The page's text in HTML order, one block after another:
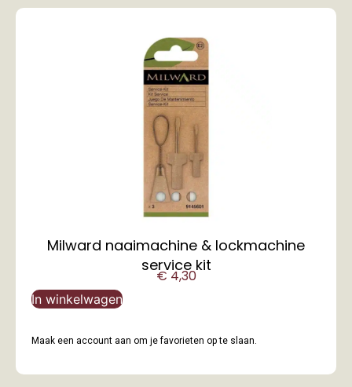
Milward naaimachine & lockmachine
service kit
€4,30
In winkelwagen
Maak een account aan om je favorieten op te slaan.